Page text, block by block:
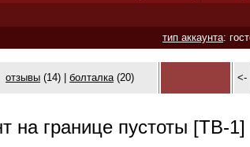
тип аккаунта:
отзывы (14) | болталка(20) <-
на границе пустоты [ТВ-1]